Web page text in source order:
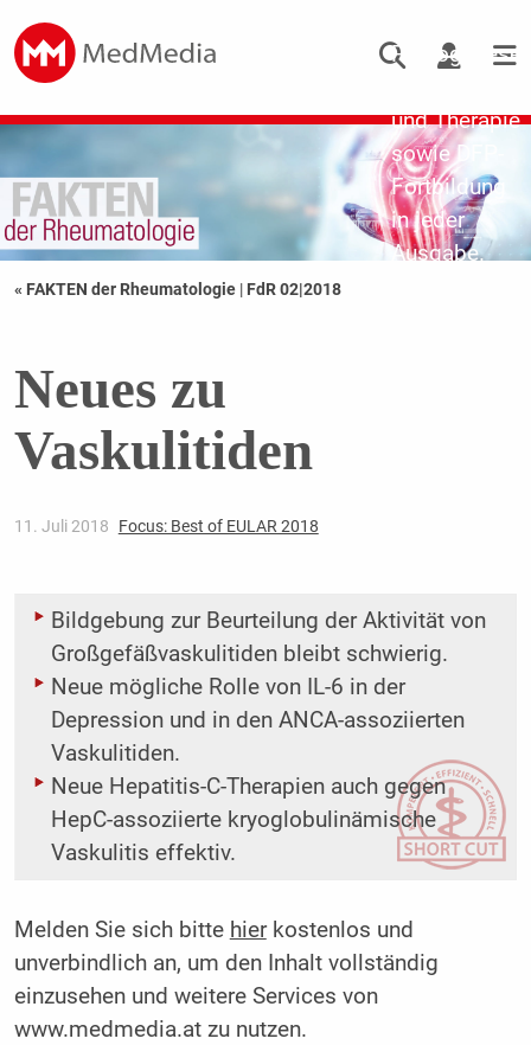
Pathogenese,
und Therapie
sowie DFP-
Fortbildung
in jeder
Ausgabe.
« FAKTEN der Rheumatologie | FdR 02|2018
Neues zu
Vaskulitiden
11. Juli 2018 Focus: Best of EULAR 2018
Bildgebung zur Beurteilung der Aktivität von
Großgefäßvaskulitiden bleibt schwierig.
Neue mögliche Rolle von IL-6 in der
Depression und in den ANCA-assoziierten
Vaskulitiden.
Neue Hepatitis-C-Therapien auch gegen
HepC-assoziierte kryoglobulinämische
Vaskulitis effektiv.
Melden Sie sich bitte hierkostenlos und
unverbindlich an, um den Inhalt vollständig
einzusehen und weitere Services von
www.medmedia.at zu nutzen.